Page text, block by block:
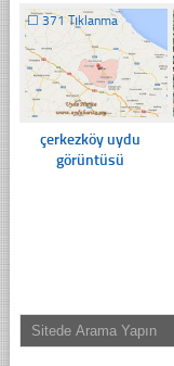
☐ 371 Tıklanma
çerkezköy uydu
görüntüsü